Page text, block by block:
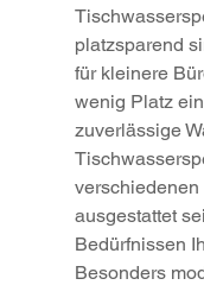
platzsparend
für kleinere
wenig Platz
zuverlässige
ausgestattet
Bedürfnissen
Besonders